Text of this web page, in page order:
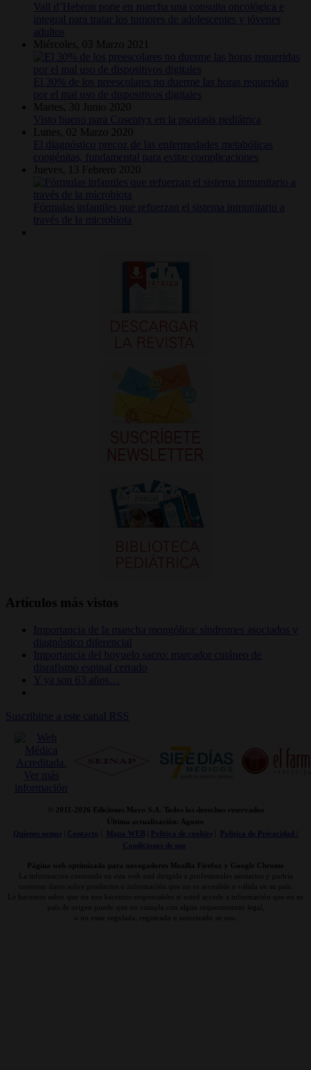
Vall d’Hebron pone en marcha una consulta oncológica e
integral para tratar los tumores de adolescentes y jóvenes
adultos
Miércoles, 03 Marzo 2021
El 30% de los preescolares no duerme las horas requeridas
por el mal uso de dispositivos digitales
Martes, 30 Junio 2020
Visto bueno para Cosentyx en la psoriasis pediátrica
Lunes, 02 Marzo 2020
El diagnóstico precoz de las enfermedades metabólicas
congénitas, fundamental para evitar complicaciones
Jueves, 13 Febrero 2020
Fórmulas infantiles que refuerzan el sistema inmunitario a
través de la microbiota
Artículos más vistos
Importancia de la mancha mongólica: síndromes asociados y
diagnóstico diferencial
Importancia del hoyuelo sacro: marcador cutáneo de
disrafismo espinal cerrado
Y ya son 63 años…
Suscribirse a este canal RSS
© 2011- 2026 Ediciones Mayo S.A. Todos los derechos reservados
Última actualización: Agosto
Quienes somos| Contacto Mapa WEB| Politica de cookies|
Politica de Privacidad /
Condiciones de uso
Página web optimizada para navegadores Mozilla Firefox y Google Chrome
La información contenida en esta web está dirigida a profesionales sanitarios y podría
contener datos sobre productos o información que no es accesible o válida en su país.
Le hacemos saber que no nos hacemos responsables si usted accede a información que en su
país de origen puede que no cumpla con algún requerimiento legal,
o no estar regulada, registrada o autorizado su uso.